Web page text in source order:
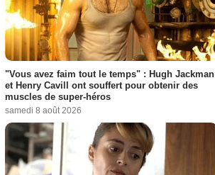
"Vous avez faim tout le temps" : Hugh Jackman
et Henry Cavill ont souffert pour obtenir des
muscles de super-héros
samedi 8 août 2026